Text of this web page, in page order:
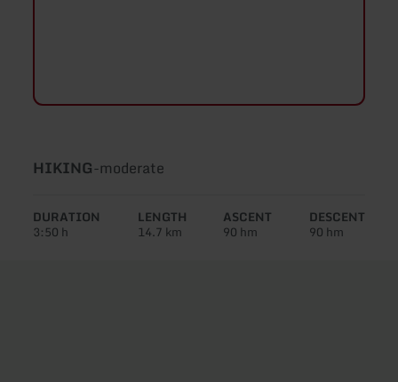
Type
tour:
HIKING-Difficulty:
moderate
DURATION
3:50 h
LENGTH
14.7 km
ASCENT
90 hm
DESCENT
90 hm